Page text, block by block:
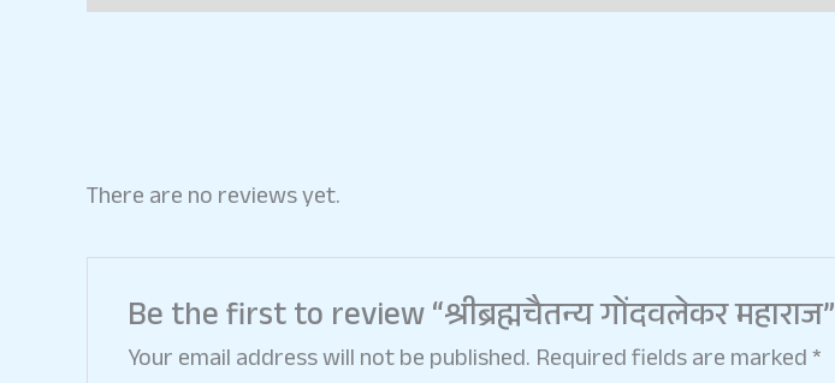
There are no reviews yet.
Be the first to review “श्रीब्रह्मचैतन्य गोंदवलेकर महाराज”
Your email address will not be published. Required fields are marked*